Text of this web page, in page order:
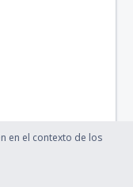
en el contexto de los